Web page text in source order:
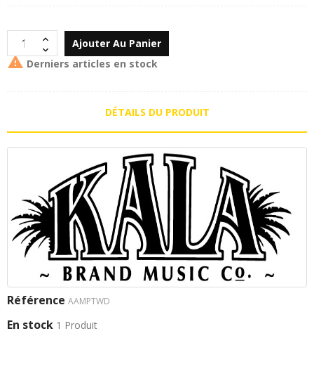
Ajouter Au Panier
 Derniers articles en stock
DÉTAILS DU PRODUIT
Référence AAMPTWD
En stock 1 Produit